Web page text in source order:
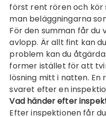
först rent rören och kör
man beläggningarna
För den summan får du
avlopp. Är allt fint kan
problem kan du
former istället för att
lösning mitt i natten. En
svaret efter en
Vad händer efter
Efter inspektionen får